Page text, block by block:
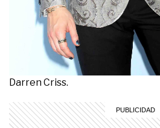
Darren Criss.